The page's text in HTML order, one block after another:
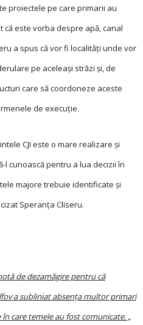
proiectele pe care primarii au
este vorba despre apă, canal
a spus că vor fi localităţi unde vor
pe aceleași străzi și, de
care să coordoneze aceste
de execuţie.
CJI este o mare realizare și
l cunoască pentru a lua decizii în
majore trebuie identificate și
Speranţa Cliseru.
de dezamăgire pentru că
a subliniat absenţa multor primari
care temele au fost comunicate. „